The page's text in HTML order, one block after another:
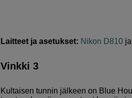
Laitteet ja asetukset: Nikon D810 ja
Vinkki 3
Kultaisen tunnin jälkeen on Blue